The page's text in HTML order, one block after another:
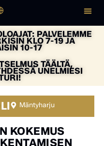
PALVELEMME
KLO 7-19 JA
10-17
TÄÄLTÄ,
UNELMIESI
Mäntyharju
KOKEMUS